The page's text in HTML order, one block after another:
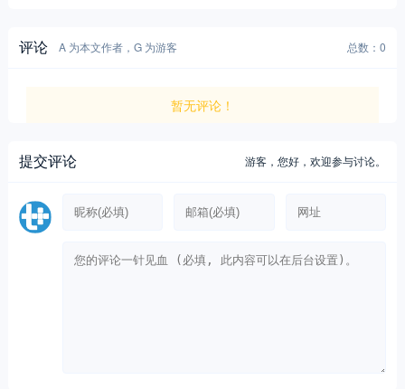
评论 A 为本文作者，G 为游客 总数：0
暂无评论！
提交评论 游客，您好，欢迎参与讨论。